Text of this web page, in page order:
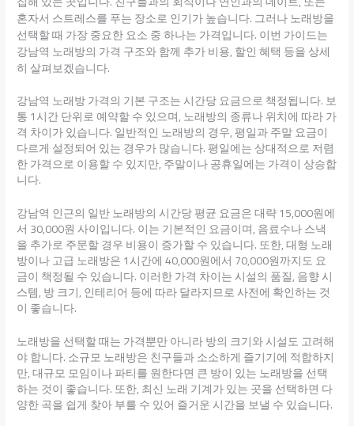
혼자서 스트레스를 푸는 장소로 인기가 높습니다. 그러나 노래방을
선택할 때 가장 중요한 요소 중 하나는 가격입니다. 이번 가이드는
강남역 노래방의 가격 구조와 함께 추가 비용, 할인 혜택 등을 상세
히 살펴보겠습니다.
강남역 노래방 가격의 기본 구조는 시간당 요금으로 책정됩니다. 보
통 1시간 단위로 예약할 수 있으며, 노래방의 종류나 위치에 따라 가
격 차이가 있습니다. 일반적인 노래방의 경우, 평일과 주말 요금이
다르게 설정되어 있는 경우가 많습니다. 평일에는 상대적으로 저렴
한 가격으로 이용할 수 있지만, 주말이나 공휴일에는 가격이 상승합
니다.
강남역 인근의 일반 노래방의 시간당 평균 요금은 대략 15,000원에
서 30,000원 사이입니다. 이는 기본적인 요금이며, 음료수나 스낵
을 추가로 주문할 경우 비용이 증가할 수 있습니다. 또한, 대형 노래
방이나 고급 노래방은 1시간에 40,000원에서 70,000원까지도 요
금이 책정될 수 있습니다. 이러한 가격 차이는 시설의 품질, 음향 시
스템, 방 크기, 인테리어 등에 따라 달라지므로 사전에 확인하는 것
이 좋습니다.
노래방을 선택할 때는 가격뿐만 아니라 방의 크기와 시설도 고려해
야 합니다. 소규모 노래방은 친구들과 소소하게 즐기기에 적합하지
만, 대규모 모임이나 파티를 원한다면 큰 방이 있는 노래방을 선택
하는 것이 좋습니다. 또한, 최신 노래 기계가 있는 곳을 선택하면 다
양한 곡을 쉽게 찾아 부를 수 있어 즐거운 시간을 보낼 수 있습니다.